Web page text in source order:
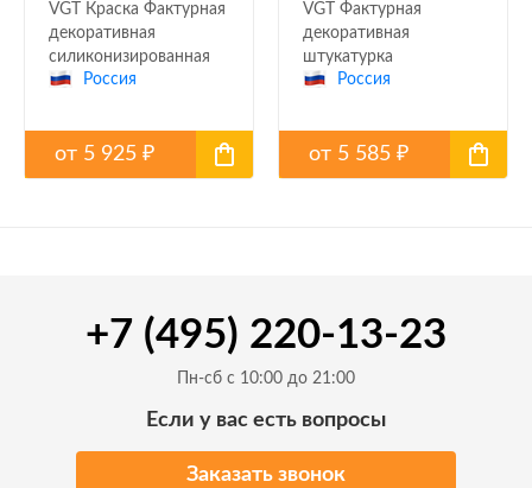
VGT Краска Фактурная
декоративная
силиконизированная
Россия
от 5 925 ₽
VGT Фактурная
декоративная
штукатурка
силиконизированная
Россия
от 5 585₽
+7 (495) 220-13-23
Пн-сб с 10:00 до 21:00
Если у вас есть вопросы
Заказать звонок